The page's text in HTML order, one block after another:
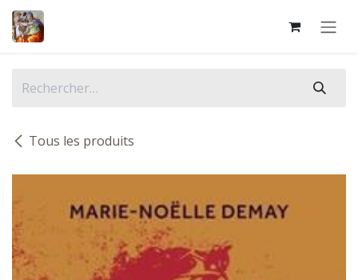
Se rendre au contenu
Tous les produits